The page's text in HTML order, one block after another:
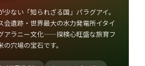
ない「知られざる国」パラグアイ。
会遺跡・世界最大の水力発電所イタイ
アラニー文化——探検心旺盛な旅育フ
穴場の宝石です。